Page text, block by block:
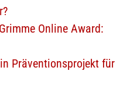
Grimme Online Award:
Präventionsprojekt für